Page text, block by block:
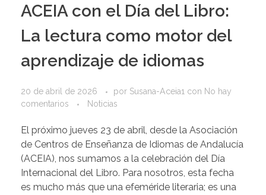
ACEIA con el Día del Libro:
La lectura como motor del
aprendizaje de idiomas
20 de abril de 2026 por Susana-Aceia1 con No hay
comentarios
Noticias
El próximo jueves 23 de abril, desde la Asociación
de Centros de Enseñanza de Idiomas de Andalucía
(ACEIA), nos sumamos a la celebración del Día
Internacional del Libro. Para nosotros, esta fecha
es mucho más que una efeméride literaria; es una